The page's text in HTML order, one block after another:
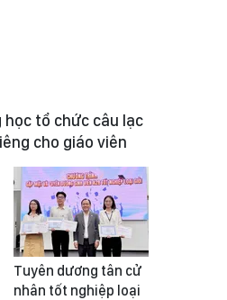
tổ chức câu lạc
cho giáo viên
Tuyên dương tân cử
nhân tốt nghiệp loại